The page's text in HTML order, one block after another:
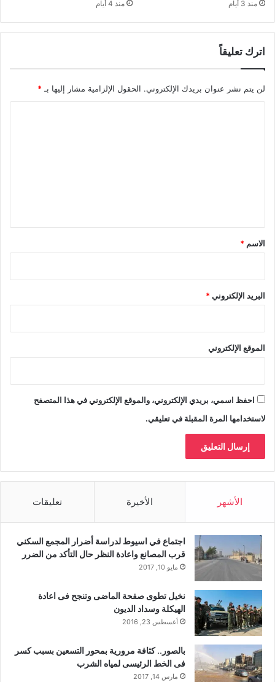
منذ 3 أيام منذ 4 أيام
اترك تعليقاً
لن يتم نشر عنوان بريدك الإلكتروني. الحقول الإلزامية مشار إليها بـ *
*
الاسم *
البريد الإلكتروني*
الموقع الإلكتروني
احفظ اسمي، بريدي الإلكتروني، والموقع الإلكتروني في هذا المتصفح
لاستخدامها المرة المقبلة في تعليقي.
الأشهر الأخيرة تعليقات
اجتماع في اسيوط لدراسة أضرار المجمع السكني
قرب المصانع واعادة النظر حال التأكد من الضرر
مايو 10, 2017
نخيل تطوى صفحة الماضى وتنجح فى اعادة
الهيكلة وسداد الديون
أغسطس 23, 2016
بالصور.. كثافة مرورية بمحور التسعين بسبب كسر
فى الخط الرئيسى لمياه الشرب
مارس 14, 2017